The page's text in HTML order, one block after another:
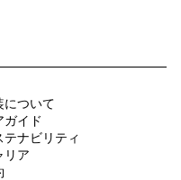
について
ガイド
テナビリティ
リア